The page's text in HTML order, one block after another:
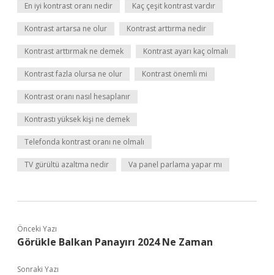
En iyi kontrast oranı nedir Kaç çeşit kontrast vardır
Kontrast artarsa ne olur Kontrast arttırma nedir
Kontrast arttırmak ne demek Kontrast ayarı kaç olmalı
Kontrast fazla olursa ne olur Kontrast önemli mi
Kontrast oranı nasıl hesaplanır
Kontrastı yüksek kişi ne demek
Telefonda kontrast oranı ne olmalı
TV gürültü azaltma nedir Va panel parlama yapar mı
Önceki Yazı
Görükle Balkan Panayırı 2024 Ne Zaman
Sonraki Yazı